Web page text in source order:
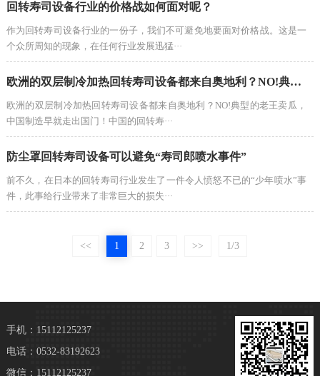
回转寿司设备行业的价格战如何面对呢？
作为回转寿司设备行业的一份子，我们不可避免地要面对价格战。这是一
个众所周知的现象，在任何行业发展迅猛···
欧洲的双层制冷加热回转寿司设备都来自奥地利？NO!典型的老王卖瓜，中国制造早就走出国门！
欧洲的双层制冷加热回转寿司设备都来自奥地利？NO!典型的老王卖瓜，
中国制造早就走出国门！中国的回转寿···
防尘罩回转寿司设备可以避免“寿司郎喷水事件”
前不久，在日本的回转寿司行业发生了一件令人愤怒不已的“少年喷水”事
件，此事给行业带来了非常巨大的损失···
<< 1 2 3 >> 1/3
手机：15112125237
电话：0532-83192623
微信：15112125237